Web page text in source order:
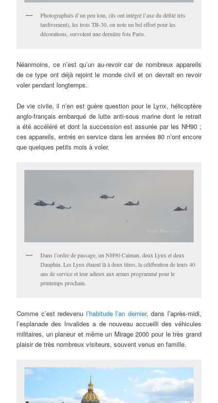
Photographiés d’un peu loin, (ils ont intégré l’axe du défilé très
tardivement), les trois TB-30, on note un bel effort pour les
décorations, survolent une dernière fois Paris.
Néanmoins, ce n’est qu’un au-revoir car de nombreux appareils
de ce type ont déjà rejoint le monde civil et on devrait en revoir
voler pendant longtemps.
De vie civile, il n’en est guère question pour le Lynx, hélicoptère
anglo-français embarqué de lutte anti-sous marine dont le retrait
a été accéléré et dont la succession est assurée par les NH90 ;
ces appareils, entrés en service dans les années 80 n’ont encore
que quelques petits mois à voler.
Dans l’ordre de passage, un NH90 Caïman, deux Lynx et deux
Dauphin. Les Lynx étaient là à deux titres, la célébration de leurs 40
ans de service et leur adieux aux armes programmé pour le
printemps prochain.
Comme c’est redevenu l’habitude l’an dernier, dans l’après-midi,
l’esplanade des Invalides a de nouveau accueilli des véhicules
militaires, un planeur et même un Mirage 2000 pour le très grand
plaisir de très nombreux visiteurs, souvent venus en famille.